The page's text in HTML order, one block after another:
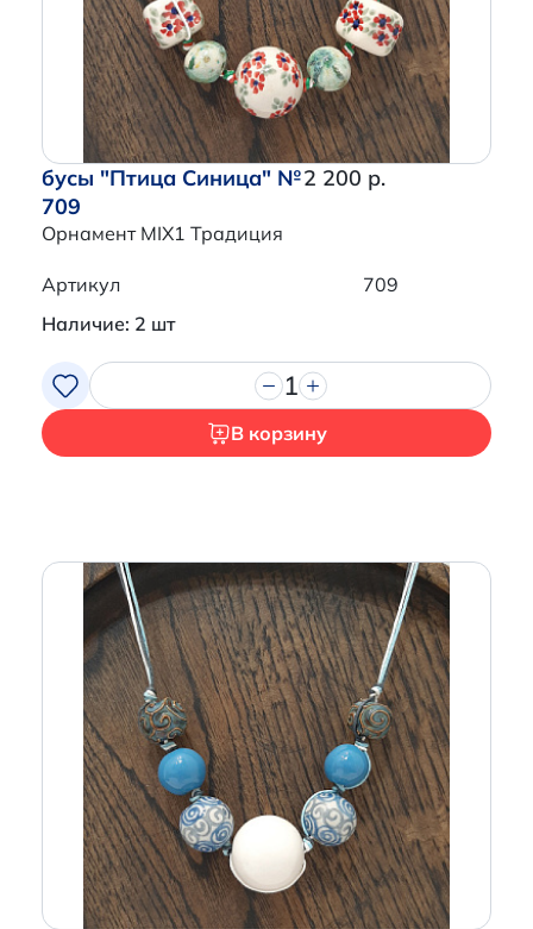
Итого:
Продолжить покупки
Перейти в корзину
бусы "Птица Синица" №
709
Орнамент MIX1 Традиция
2 200 р.
Артикул
709
Наличие: 2 шт
1
В корзину